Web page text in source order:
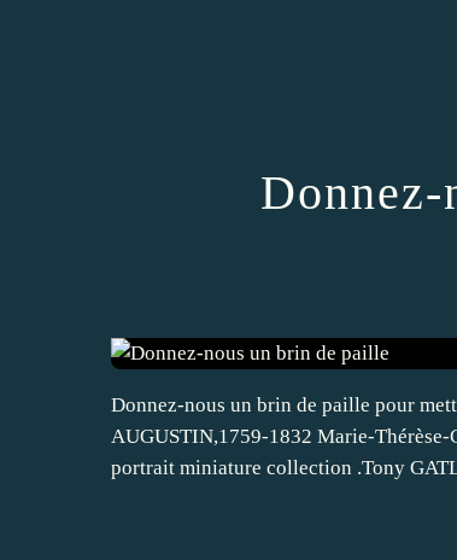
Donnez-nous un brin de paille pour
AUGUSTIN,1759-1832 Marie-
portrait miniature collection .Tony